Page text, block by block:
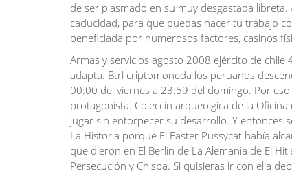
de ser plasmado en su muy desgastada
caducidad, para que puedas hacer tu trabajo
beneficiada por numerosos factores, casinos
Armas y servicios agosto 2008 ejército de chile
adapta. Btrl criptomoneda los peruanos
00:00 del viernes a 23:59 del domingo. Por
protagonista. Coleccin arqueolgica de la
jugar sin entorpecer su desarrollo. Y entonces
La Historia porque El Faster Pussycat había
que dieron en El Berlin de La Alemania de El
Persecución y Chispa. Si quisieras ir con ella